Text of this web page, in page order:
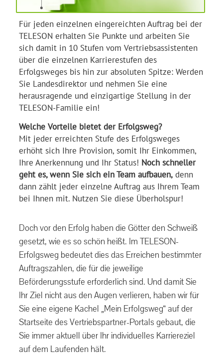
Für jeden einzelnen eingereichten Auftrag bei der
TELESON erhalten Sie Punkte und arbeiten Sie
sich damit in 10 Stufen vom Vertriebsassistenten
über die einzelnen Karrierestufen des
Erfolgsweges bis hin zur absoluten Spitze: Werden
Sie Landesdirektor und nehmen Sie eine
herausragende und einzigartige Stellung in der
TELESON-Familie ein!
Welche Vorteile bietet der Erfolgsweg?
Mit jeder erreichten Stufe des Erfolgsweges
erhöht sich Ihre Provision, somit Ihr Einkommen,
Ihre Anerkennung und Ihr Status! Noch schneller
geht es, wenn Sie sich ein Team aufbauen, denn
dann zählt jeder einzelne Auftrag aus Ihrem Team
bei Ihnen mit. Nutzen Sie diese Überholspur!
Doch vor den Erfolg haben die Götter den Schweiß
gesetzt, wie es so schön heißt. Im TELESON-
Erfolgsweg bedeutet dies das Erreichen bestimmter
Auftragszahlen, die für die jeweilige
Beförderungsstufe erforderlich sind. Und damit Sie
Ihr Ziel nicht aus den Augen verlieren, haben wir für
Sie eine eigene Kachel „Mein Erfolgsweg“ auf der
Startseite des Vertriebspartner-Portals gebaut, die
Sie immer aktuell über Ihr individuelles Karriereziel
auf dem Laufenden hält.